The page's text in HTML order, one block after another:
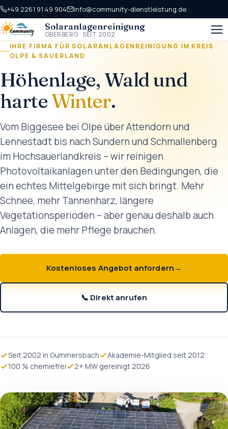
+49 2261 91 49 904 info@community-dienstleistung.de
Solaranlagen­reinigung
OBERBERG · SEIT 2002
IHRE FIRMA FÜR SOLARANLAGENREINIGUNG IM KREIS
OLPE & SAUERLAND
Höhenlage, Wald und
harteWinter.
Vom Biggesee bei Olpe über Attendorn und
Lennestadt bis nach Sundern und Schmallenberg
im Hochsauerlandkreis – wir reinigen
Photovoltaikanlagen unter den Bedingungen, die
ein echtes Mittelgebirge mit sich bringt. Mehr
Schnee, mehr Tannenharz, längere
Vegetationsperioden – aber genau deshalb auch
Anlagen, die mehr Pflege brauchen.
Kostenloses Angebot anfordern
📞 Direkt anrufen
Seit 2002 in Gummersbach
Akademie-Mitglied seit 2012
100 % chemiefrei
2+ MW gereinigt 2026